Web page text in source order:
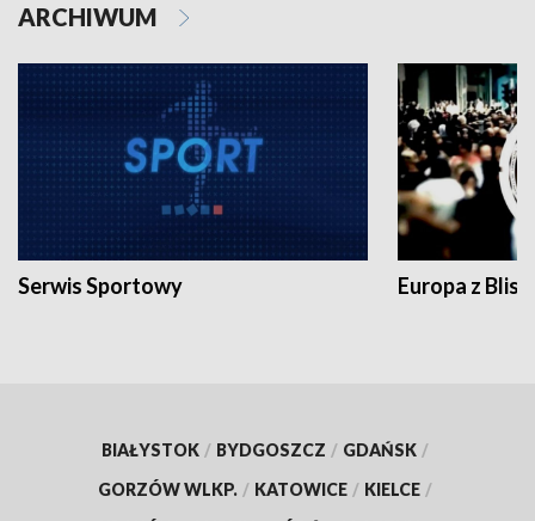
ARCHIWUM
Serwis Sportowy Europa z
BIAŁYSTOK / BYDGOSZCZ / GDAŃSK /
GORZÓW WLKP. / KATOWICE / KIELCE /